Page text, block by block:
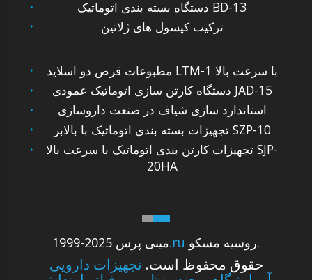
دستگاه بسته بندی اتوماتیک BD-13
ترکیب کپسول های ژلاتین
1999-2025 مینی پرس.ru روسیه مسکو.
حقوق محفوظ است. تجهیزات دارویی
مطبوعات قرص دو اسلاید LTM-1 با سرعت بالا
دستگاه کارتن سازی اتوماتیک عمودی JAD-15
استاندارد سازی شیاف در صنعت داروسازی
تجهیزات بسته بندی اتوماتیک با بالابر SZP-10
تجهیزات کارتن بندی اتوماتیک با سرعت بالا SJP-
20HA